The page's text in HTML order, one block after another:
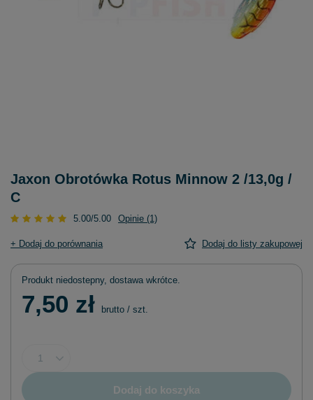
Jaxon Obrotówka Rotus Minnow 2 /13,0g /
C
5.00/5.00 Opinie (1)
+ Dodaj do porównania Dodaj do listy zakupowej
Produkt niedostepny, dostawa wkrótce
7,50 zł brutto / szt.
Dodaj do koszyka